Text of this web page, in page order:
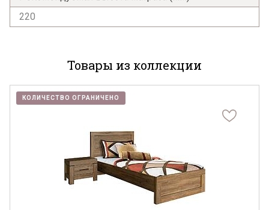
220
Товары из коллекции
КОЛИЧЕСТВО ОГРАНИЧЕНО